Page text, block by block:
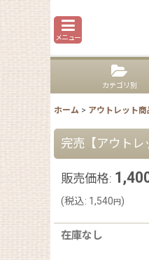
メニュー
カテゴリ別
ホーム > アウトレット商
完売【アウト
販売価格:
(税込: 1,540円)
在庫なし